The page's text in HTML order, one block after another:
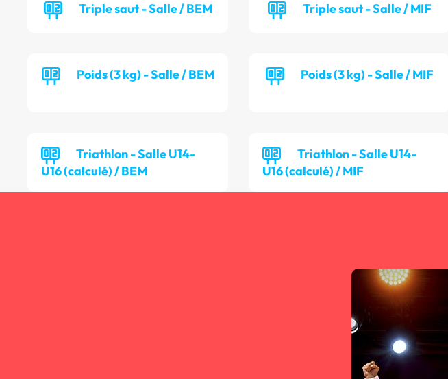
Triple saut - Salle / BEM Triple saut - Salle / MIF
Poids (3 kg) - Salle / BEM Poids (3 kg) - Salle / MIF
Triathlon - Salle U14-
U16 (calculé) / BEM
Triathlon - Salle U14-
U16 (calculé) / MIF